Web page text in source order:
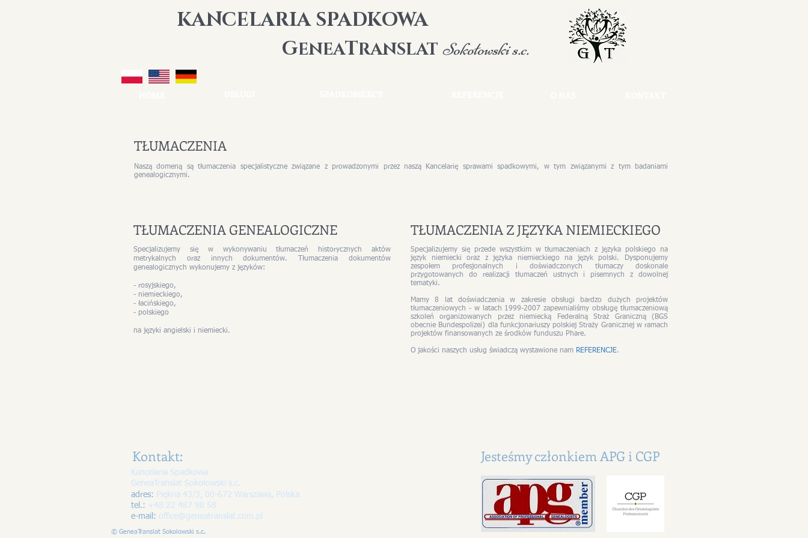
KANCELARIA SPADKOWA
GENEATRANSLAT Sokołowski s.c.
TŁUMACZENIA
Naszą domeną są tłumaczenia specjalistyczne związane z prowadzonymi przez naszą Kancelarię sprawami spadkowymi, w tym związanymi z tym badaniami
genealogicznymi.
TŁUMACZENIA GENEALOGICZNE
Specjalizujemy się w wykonywaniu tłumaczeń historycznych aktów
metrykalnych oraz innych dokumentów. Tłumaczenia dokumentów
genealogicznych wykonujemy z języków:
- rosyjskiego,
- niemieckiego,
- łacińskiego,
- polskiego
na języki angielski i niemiecki.
TŁUMACZENIA Z JĘZYKA NIEMIECKIEGO
Specjalizujemy się przede wszystkim w tłumaczeniach z języka polskiego na
język niemiecki oraz z języka niemieckiego na język polski. Dysponujemy
zespołem profesjonalnych i doświadczonych tłumaczy doskonale
przygotowanych do realizacji tłumaczeń ustnych i pisemnych z dowolnej
tematyki.
Mamy 8 lat doświadczenia w zakresie obsługi bardzo dużych projektów
tłumaczeniowych - w latach 1999-2007 zapewnialiśmy obsługę tłumaczeniową
szkoleń organizowanych przez niemiecką Federalną Straż Graniczną (BGS
obecnie Bundespolizei) dla funkcjonariuszy polskiej Straży Granicznej w ramach
projektów finansowanych ze środków funduszu Phare.
O jakości naszych usług świadczą wystawione nam REFERENCJE.
Kontakt:
Kancelaria Spadkowa
GeneaTranslat Sokołowski s.c.
adres: Piękna 43/3, 00-672 Warszawa, Polska
tel.: +48 22 487 98 58
e-mail: office@geneatranslat.com.pl
© GeneaTranslat Sokolowski s.c.
Jesteśmy członkiem APG i CGP